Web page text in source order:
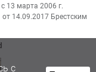
13 марта 2006 г.
14.09.2017 Брестским
с